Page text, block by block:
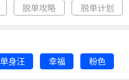
脱单攻略 脱单计划
单身汪 幸福 粉色